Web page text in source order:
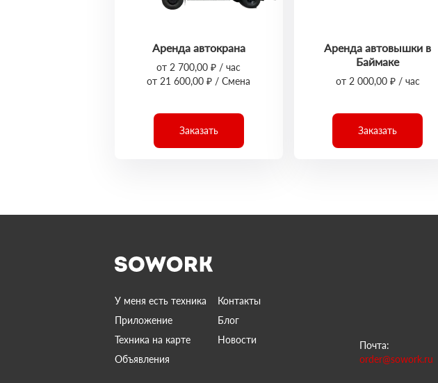
Аренда автокрана
от 2 700,00 ₽ / час
от 21 600,00 ₽ / Смена
Заказать
Аренда автовышки в
Баймаке
от 2 000,00 ₽ / час
Заказать
У меня есть техника
Контакты
Приложение
Блог
Техника на карте
Новости
Объявления
Почта:
order@sowork.ru